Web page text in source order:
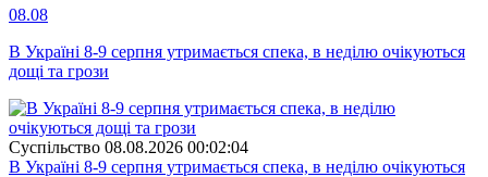
08.08
В Україні 8-9 серпня утримається спека, в неділю очікуються
дощі та грози
Суспiльство 08.08.2026 00:02:04
В Україні 8-9 серпня утримається спека, в неділю очікуються